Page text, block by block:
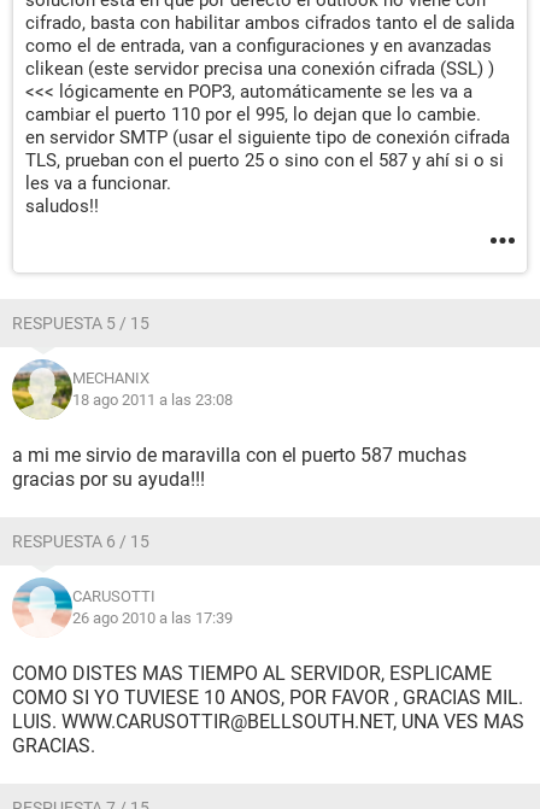
cifrado, basta con habilitar ambos cifrados tanto el de salida
como el de entrada, van a configuraciones y en avanzadas
clikean (este servidor precisa una conexión cifrada (SSL) )
<<< lógicamente en POP3, automáticamente se les va a
cambiar el puerto 110 por el 995, lo dejan que lo cambie.
en servidor SMTP (usar el siguiente tipo de conexión cifrada
TLS, prueban con el puerto 25 o sino con el 587 y ahí si o si
les va a funcionar.
saludos!!
RESPUESTA 5 / 15
MECHANIX
18 ago 2011 a las 23:08
a mi me sirvio de maravilla con el puerto 587 muchas
gracias por su ayuda!!!
RESPUESTA 6 / 15
CARUSOTTI
26 ago 2010 a las 17:39
COMO DISTES MAS TIEMPO AL SERVIDOR, ESPLICAME
COMO SI YO TUVIESE 10 ANOS, POR FAVOR , GRACIAS MIL.
LUIS. WWW.CARUSOTTIR@BELLSOUTH.NET, UNA VES MAS
GRACIAS.